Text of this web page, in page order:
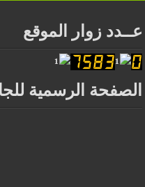
عــدد زوار الموقع
الصفحة الرسمية